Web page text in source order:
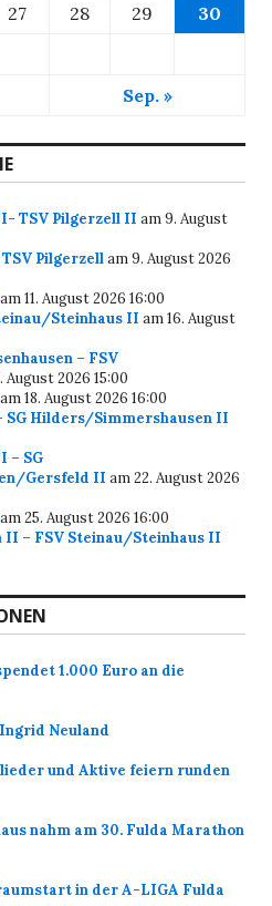
27 28 29
30
Sep. »
TSV Pilgerzell II am 9. August
Pilgerzellam 9. August 2026
am 11. August 2026 16:00
Steinhaus II am 16. August
– FSV
August 2026 15:00
am 18. August 2026 16:00
SG Hilders/Simmershausen II
– SG
Gersfeld II am 22. August 2026
am 25. August 2026 16:00
– FSV Steinau/Steinhaus II
1.000 Euro an die
Neuland
und Aktive feiern runden
nahm am 30. Fulda Marathon
in der A-LIGA Fulda